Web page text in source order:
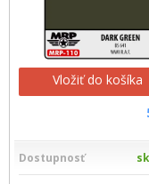
Vložiť do košíka
Dostupnosť